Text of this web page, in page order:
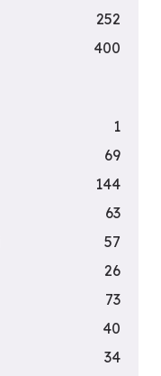
252
400
1
69
144
63
57
26
73
40
34